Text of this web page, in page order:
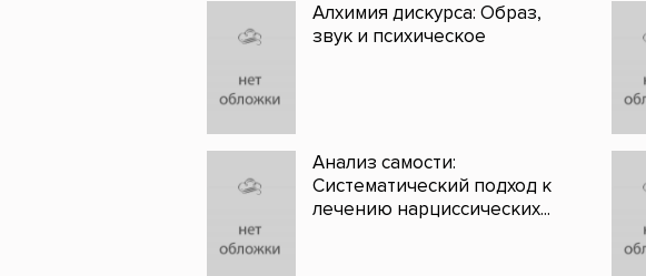
Алхимия дискурса: Образ,
звук и психическое
Анализ самости:
Систематический подход к
лечению нарциссических...